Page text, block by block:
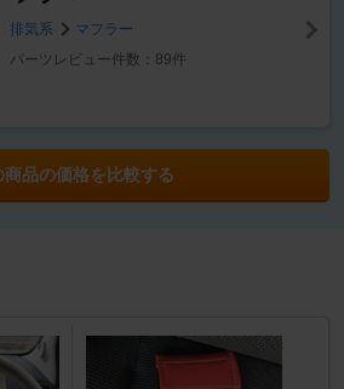
排気系
マフラー
パーツレビュー件数：89件
商品の価格を比較する